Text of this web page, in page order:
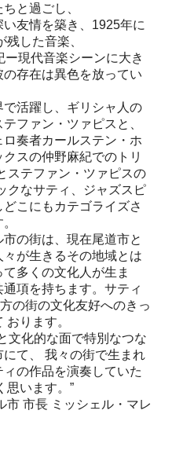
と過ごし、
友情を築き、1925年に
した音楽、
現代音楽シーンに大き
存在は異色を放ってい
活躍し、ギリシャ人の
ファン・ツァピスと、
奏者カールステン・ホ
スの仲野麻紀でのトリ
ステファン・ツァピスの
クなサティ、ジャズスピ
こにもカテゴライズさ
の街は、現在尾道市と
が生きるその地域とは
多くの文化人が生ま
項を持ちます。サティ
の街の文化友好へのきっ
ります。
文化的な面で特別なつな
て、 我々の街で生まれ
の作品を演奏していた
思います。”
市 市長 ミッシェル・マレ